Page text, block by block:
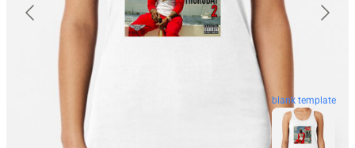
blank template